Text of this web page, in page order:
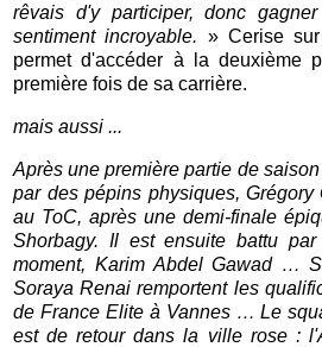
rêvais d'y participer, donc
sentiment incroyable. » Cerise
permet d'accéder à la deuxième
première fois de sa carrière.
mais aussi ...
Après une première partie de
par des pépins physiques,
au ToC, après une demi-finale
Shorbagy. Il est ensuite battu
moment, Karim Abdel Gawad …
Soraya Renai remportent les
de France Elite à Vannes … Le
est de retour dans la ville rose :